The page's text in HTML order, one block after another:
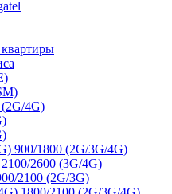
(2G/4G)
900/1800 (2G/3G/4G)
2100/2600 (3G/4G)
2100 (2G/3G)